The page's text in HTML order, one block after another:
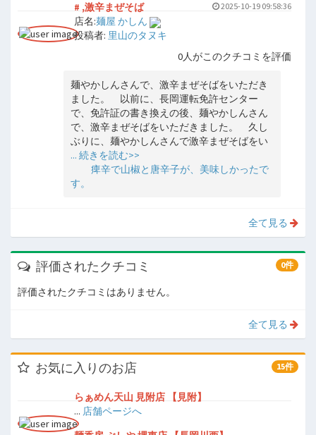
2025-10-19 09:58:36
# ,激辛まぜそば
店名:麺屋 かしん
投稿者: 里山のタヌキ
0人がこのクチコミを評価
麺やかしんさんで、激辛まぜそばをいただき
ました。 以前に、長岡運転免許センター
で、免許証の書き換えの後、麺やかしんさん
で、激辛まぜそばをいただきました。 久し
ぶりに、麺やかしんさんで激辛まぜそばをい
... 続きを読む>>
痺辛で山椒と唐辛子が、美味しかったで
す。
全て見る
評価されたクチコミ 0件
評価されたクチコミはありません。
全て見る
お気に入りのお店 15件
らぁめん天山 見附店 【見附】
... 店舗ページへ